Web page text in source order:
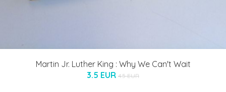
Martin Jr. Luther King : Why We Can't Wait
3.5 EUR 4.5 EUR